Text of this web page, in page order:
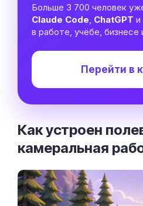
Больше 3 700 человек
Claude Code ChatGPT и
в работе, учёбе, бизнесе
Перейти в
Как устроен
камеральная